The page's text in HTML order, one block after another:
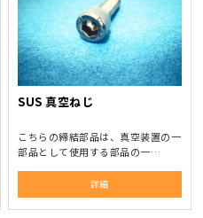
SUS 真空ねじ
こちらの締結部品は、真空装置の一
部品として使用する部品の一…
詳細